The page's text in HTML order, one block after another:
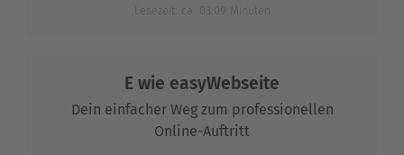
Lesezeit: ca. 03:09 Minuten
E wie easyWebseite
Dein einfacher Weg zum professionellen
Online-Auftritt